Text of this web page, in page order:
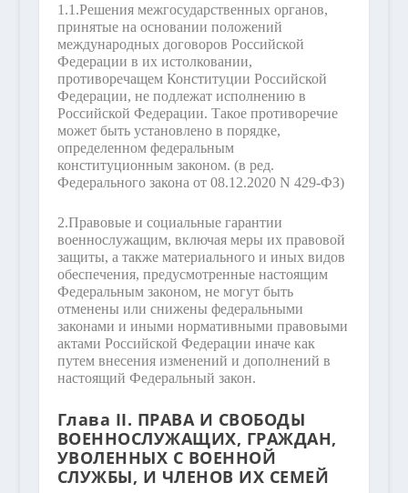
1.1.Решения межгосударственных органов,
принятые на основании положений
международных договоров Российской
Федерации в их истолковании,
противоречащем Конституции Российской
Федерации, не подлежат исполнению в
Российской Федерации. Такое противоречие
может быть установлено в порядке,
определенном федеральным
конституционным законом. (в ред.
Федерального закона от 08.12.2020 N 429-ФЗ)
2.Правовые и социальные гарантии
военнослужащим, включая меры их правовой
защиты, а также материального и иных видов
обеспечения, предусмотренные настоящим
Федеральным законом, не могут быть
отменены или снижены федеральными
законами и иными нормативными правовыми
актами Российской Федерации иначе как
путем внесения изменений и дополнений в
настоящий Федеральный закон.
Глава II. ПРАВА И СВОБОДЫ
ВОЕННОСЛУЖАЩИХ, ГРАЖДАН,
УВОЛЕННЫХ С ВОЕННОЙ
СЛУЖБЫ, И ЧЛЕНОВ ИХ СЕМЕЙ